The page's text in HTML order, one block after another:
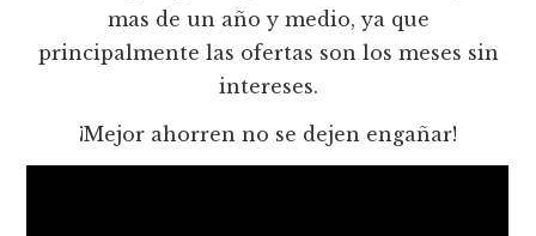
mas de un año y medio, ya que
principalmente las ofertas son los meses sin
intereses.
¡Mejor ahorren no se dejen engañar!